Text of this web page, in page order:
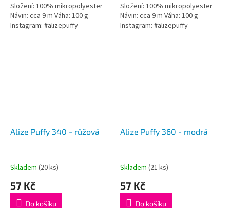
Složení: 100% mikropolyester
Návin: cca 9 m Váha: 100 g
Instagram: #alizepuffy
Složení: 100% mikropolyester
Návin: cca 9 m Váha: 100 g
Instagram: #alizepuffy
Alize Puffy 340 - růžová
Skladem (20 ks)
57 Kč
Do košíku
Alize Puffy 360 - modrá
Skladem (21 ks)
57 Kč
Do košíku